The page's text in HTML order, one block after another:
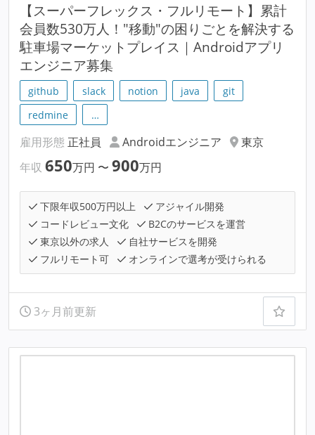
【スーパーフレックス・フルリモート】累計
会員数530万人！"移動"の困りごとを解決する
駐車場マーケットプレイス｜Androidアプリ
エンジニア募集
github slack notion java
git
redmine
…
雇用形態 正社員 Androidエンジニア
東京
年収 650万円 〜 900万円
下限年収500万円以上
アジャイル開発
コードレビュー文化
B2Cのサービスを運営
東京以外の求人
自社サービスを開発
フルリモート可
オンラインで選考が受けられる
3ヶ月前更新